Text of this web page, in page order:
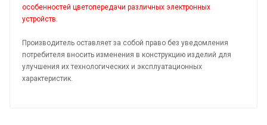
особенностей цветопередачи различных электронных
устройств.
Производитель оставляет за собой право без уведомления
потребителя вносить изменения в конструкцию изделий для
улучшения их технологических и эксплуатационных
характеристик.